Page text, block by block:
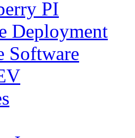
PI
Deployment
Software